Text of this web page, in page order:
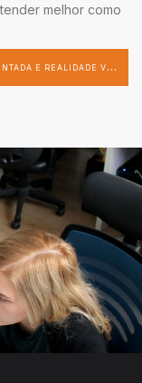
melhor como
C
ONTRATAR UM DEDICADO AR/VR REALIDADE AUMENTADA E REALIDADE VIRTUAL DESENVOLVEDOR